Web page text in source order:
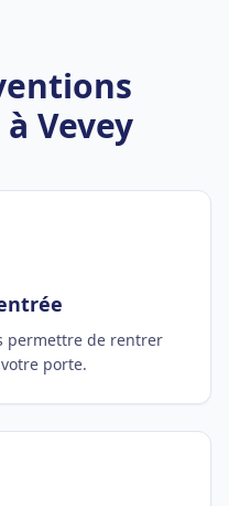
Vevey
permettre de rentrer
porte.